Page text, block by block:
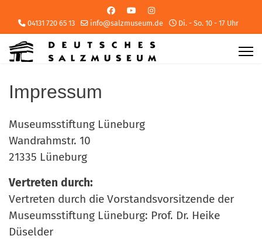
04131 720 65 13 info@salzmuseum.de Di. - So. 10 - 17 Uhr
Impressum
Museumsstiftung Lüneburg
Wandrahmstr. 10
21335 Lüneburg
Vertreten durch:
Vertreten durch die Vorstandsvorsitzende der
Museumsstiftung Lüneburg: Prof. Dr. Heike
Düselder